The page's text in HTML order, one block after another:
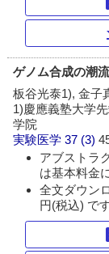
ゲノム合成の潮
板谷光泰1), 金子
1)慶應義塾大学
学院
実験医学 37 (3)
アブストラ
は基本料金
全文ダウン
円(税込) です